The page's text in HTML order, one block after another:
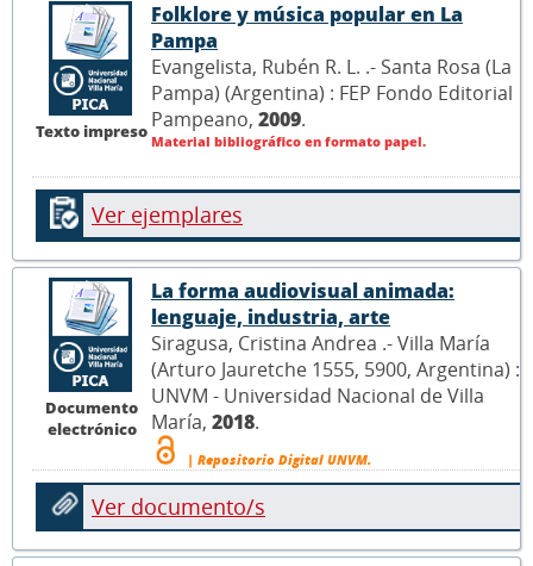
Texto impreso
Folklore y música popular en La
Pampa
Evangelista, Rubén R. L. .- Santa Rosa (La
Pampa) (Argentina) : FEP Fondo Editorial
Pampeano, 2009.
Material bibliográfico en formato papel.
Ver ejemplares
Documento
electrónico
La forma audiovisual animada:
lenguaje, industria, arte
Siragusa, Cristina Andrea .- Villa María
(Arturo Jauretche 1555, 5900, Argentina) :
UNVM - Universidad Nacional de Villa
María, 2018.
| Repositorio Digital UNVM.
Ver documento/s